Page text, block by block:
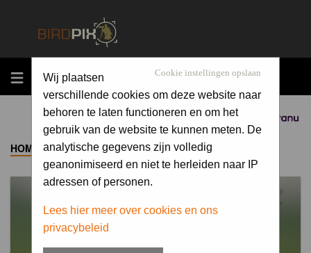
MENU
Sponsored by
Cookie instellingen opslaan
Wij plaatsen
verschillende cookies om deze website naar
behoren te laten functioneren en om het
gebruik van de website te kunnen meten. De
analytische gegevens zijn volledig
geanonimiseerd en niet te herleiden naar IP
adressen of personen.
Lees hier meer over cookies en ons
privacybeleid
HOME ->ALBUM